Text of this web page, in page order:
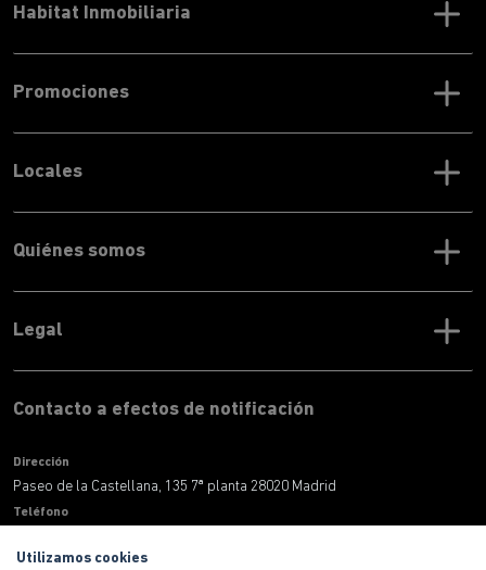
Promociones
Locales
Contacto a efectos de notificación
Dirección
Paseo de la Castellana, 135 7ª planta 28020 Madrid
Teléfono
Correo electronico
Quiénes somos
Legal
Habitat Inmobiliaria
Utilizamos cookies